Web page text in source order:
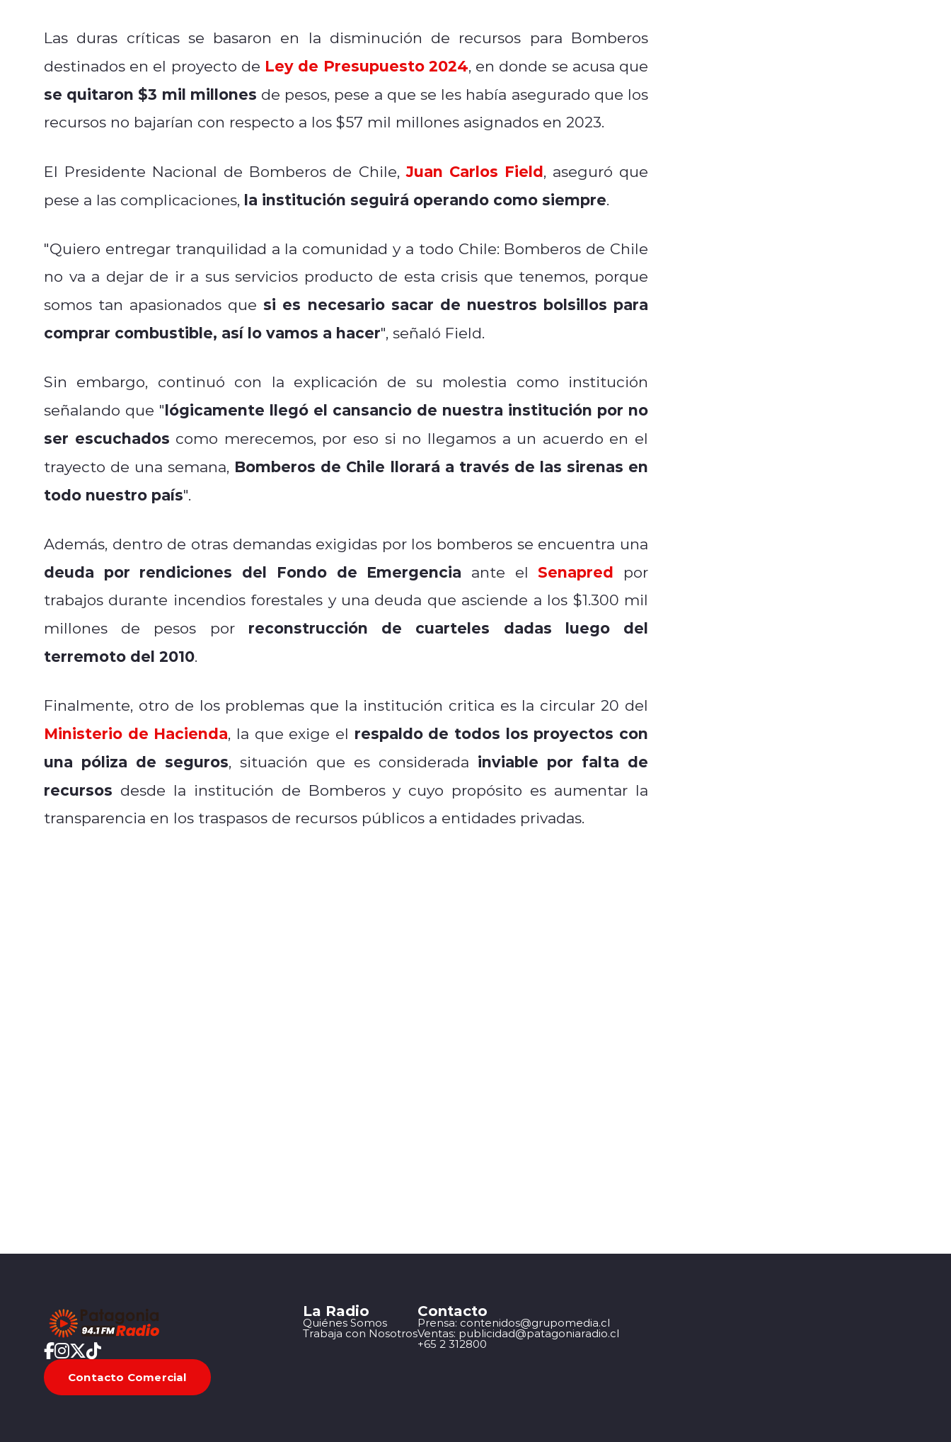
Las duras críticas se basaron en la disminución de recursos para Bomberos
destinados en el proyecto de Ley de Presupuesto 2024, en donde se acusa que
se quitaron $3 mil millones de pesos, pese a que se les había asegurado que los
recursos no bajarían con respecto a los $57 mil millones asignados en 2023.
El Presidente Nacional de Bomberos de Chile,Juan Carlos Field, aseguró que
pese a las complicaciones, la institución seguirá operando como siempre.
"Quiero entregar tranquilidad a la comunidad y a todo Chile: Bomberos de Chile
no va a dejar de ir a sus servicios producto de esta crisis que tenemos, porque
somos tan apasionados que si es necesario sacar de nuestros bolsillos para
comprar combustible, así lo vamos a hacer", señaló Field.
Sin embargo, continuó con la explicación de su molestia como institución
señalando que "lógicamente llegó el cansancio de nuestra institución por no
ser escuchados como merecemos, por eso si no llegamos a un acuerdo en el
trayecto de una semana, Bomberos de Chile llorará a través de las sirenas en
todo nuestro país".
Además, dentro de otras demandas exigidas por los bomberos se encuentra una
deuda por rendiciones del Fondo de Emergencia ante el Senapred
por
trabajos durante incendios forestales y una deuda que asciende a los $1.300 mil
millones de pesos por reconstrucción de cuarteles dadas luego del
terremoto del 2010.
Finalmente, otro de los problemas que la institución critica es la circular 20 del
Ministerio de Hacienda, la que exige el respaldo de todos los proyectos con
una póliza de seguros, situación que es considerada inviable por falta de
recursos desde la institución de Bomberos y cuyo propósito es aumentar la
transparencia en los traspasos de recursos públicos a entidades privadas.
Contacto Comercial
La Radio
Quiénes Somos
Trabaja con Nosotros
Contacto
Prensa: contenidos@grupomedia.cl
Ventas: publicidad@patagoniaradio.cl
+65 2 312800